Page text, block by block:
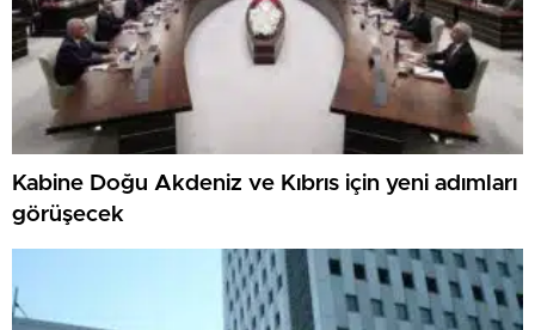
Kabine Doğu Akdeniz ve Kıbrıs için yeni adımları
görüşecek